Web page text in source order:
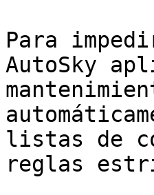
Para
AutoSky
listas de
reglas